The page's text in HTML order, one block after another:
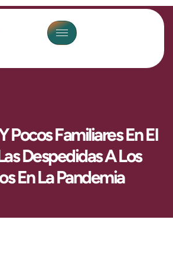
Pocos Familiares En El
Despedidas A Los
En La Pandemia